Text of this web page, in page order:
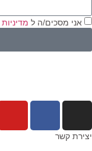
אני מסכים/ה ל
יצירת קשר